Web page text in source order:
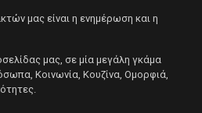
μας είναι η ενημέρωση και η
μας, σε μία μεγάλη γκάμα
Κοινωνία, Κουζίνα, Ομορφιά,